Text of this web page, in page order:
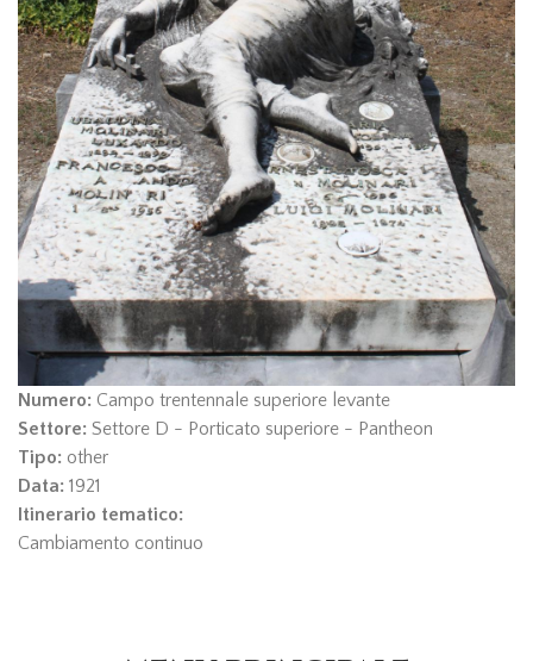
Numero: Campo trentennale superiore levante
Settore: Settore D - Porticato superiore - Pantheon
Tipo: other
Data: 1921
Itinerario tematico:
Cambiamento continuo